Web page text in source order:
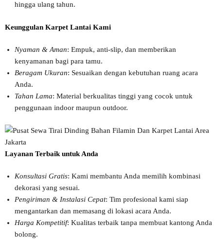
hingga ulang tahun.
Keunggulan Karpet Lantai Kami
Nyaman & Aman: Empuk, anti-slip, dan memberikan
kenyamanan bagi para tamu.
Beragam Ukuran: Sesuaikan dengan kebutuhan ruang acara
Anda.
Tahan Lama: Material berkualitas tinggi yang cocok untuk
penggunaan indoor maupun outdoor.
Layanan Terbaik untuk Anda
Konsultasi Gratis: Kami membantu Anda memilih kombinasi
dekorasi yang sesuai.
Pengiriman & Instalasi Cepat: Tim profesional kami siap
mengantarkan dan memasang di lokasi acara Anda.
Harga Kompetitif: Kualitas terbaik tanpa membuat kantong Anda
bolong.